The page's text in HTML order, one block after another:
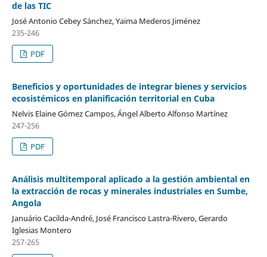
de las TIC
José Antonio Cebey Sánchez, Yaima Mederos Jiménez
235-246
PDF
Beneficios y oportunidades de integrar bienes y servicios
ecosistémicos en planificación territorial en Cuba
Nelvis Elaine Gómez Campos, Ángel Alberto Alfonso Martínez
247-256
PDF
Análisis multitemporal aplicado a la gestión ambiental en
la extracción de rocas y minerales industriales en Sumbe,
Angola
Januário Cacilda-André, José Francisco Lastra-Rivero, Gerardo
Iglesias Montero
257-265